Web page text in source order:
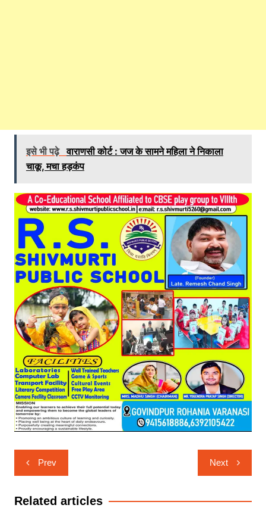
इसे भी पढ़े वाराणसी कोर्ट : जज के सामने महिला ने निकाला
चाकू, मचा हड़कंप
Post
navigation
Prev Next
Related articles